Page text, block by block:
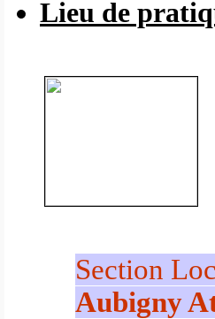
Lieu de
Section
Aubigny